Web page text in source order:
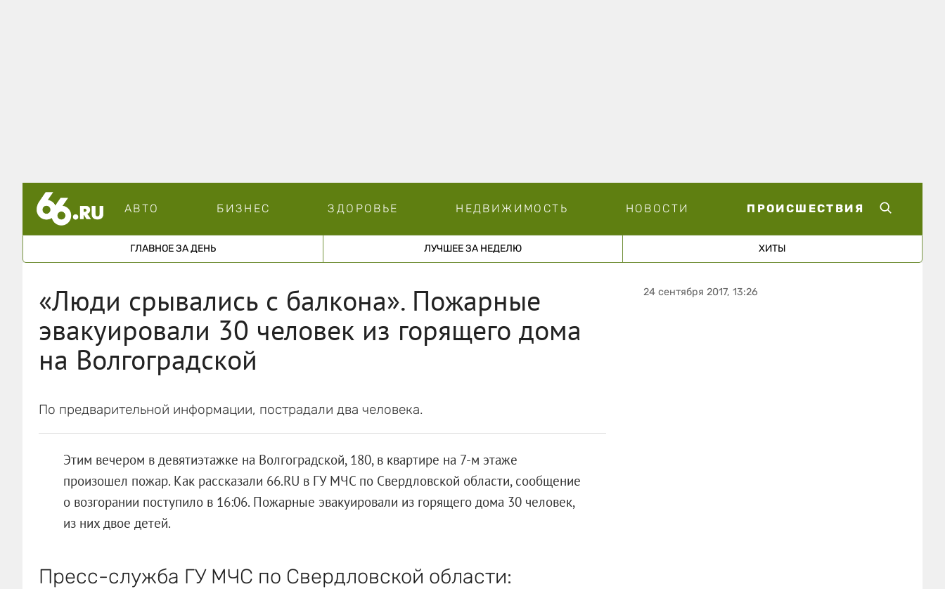
АВТО БИЗНЕС ЗДОРОВЬЕ НЕДВИЖИМОСТЬ НОВОСТИ ПРОИСШЕСТВИЯ
ГЛАВНОЕ ЗА ДЕНЬ ЛУЧШЕЕ ЗА НЕДЕЛЮ ХИТЫ
«Люди срывались с балкона». Пожарные
эвакуировали 30 человек из горящего дома
на Волгоградской
По предварительной информации, пострадали два человека.
Этим вечером в девятиэтажке на Волгоградской, 180, в квартире на 7-м этаже
произошел пожар. Как рассказали 66.RU в ГУ МЧС по Свердловской области, сообщение
о возгорании поступило в 16:06. Пожарные эвакуировали из горящего дома 30 человек,
из них двое детей.
Пресс-служба ГУ МЧС по Свердловской области:
24 сентября 2017, 13:26